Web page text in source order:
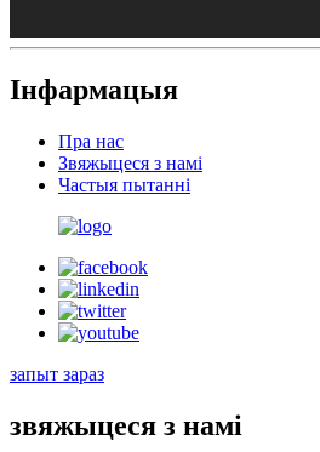
Інфармацыя
Пра нас
Звяжыцеся з намі
Частыя пытанні
запыт зараз
звяжыцеся з намі